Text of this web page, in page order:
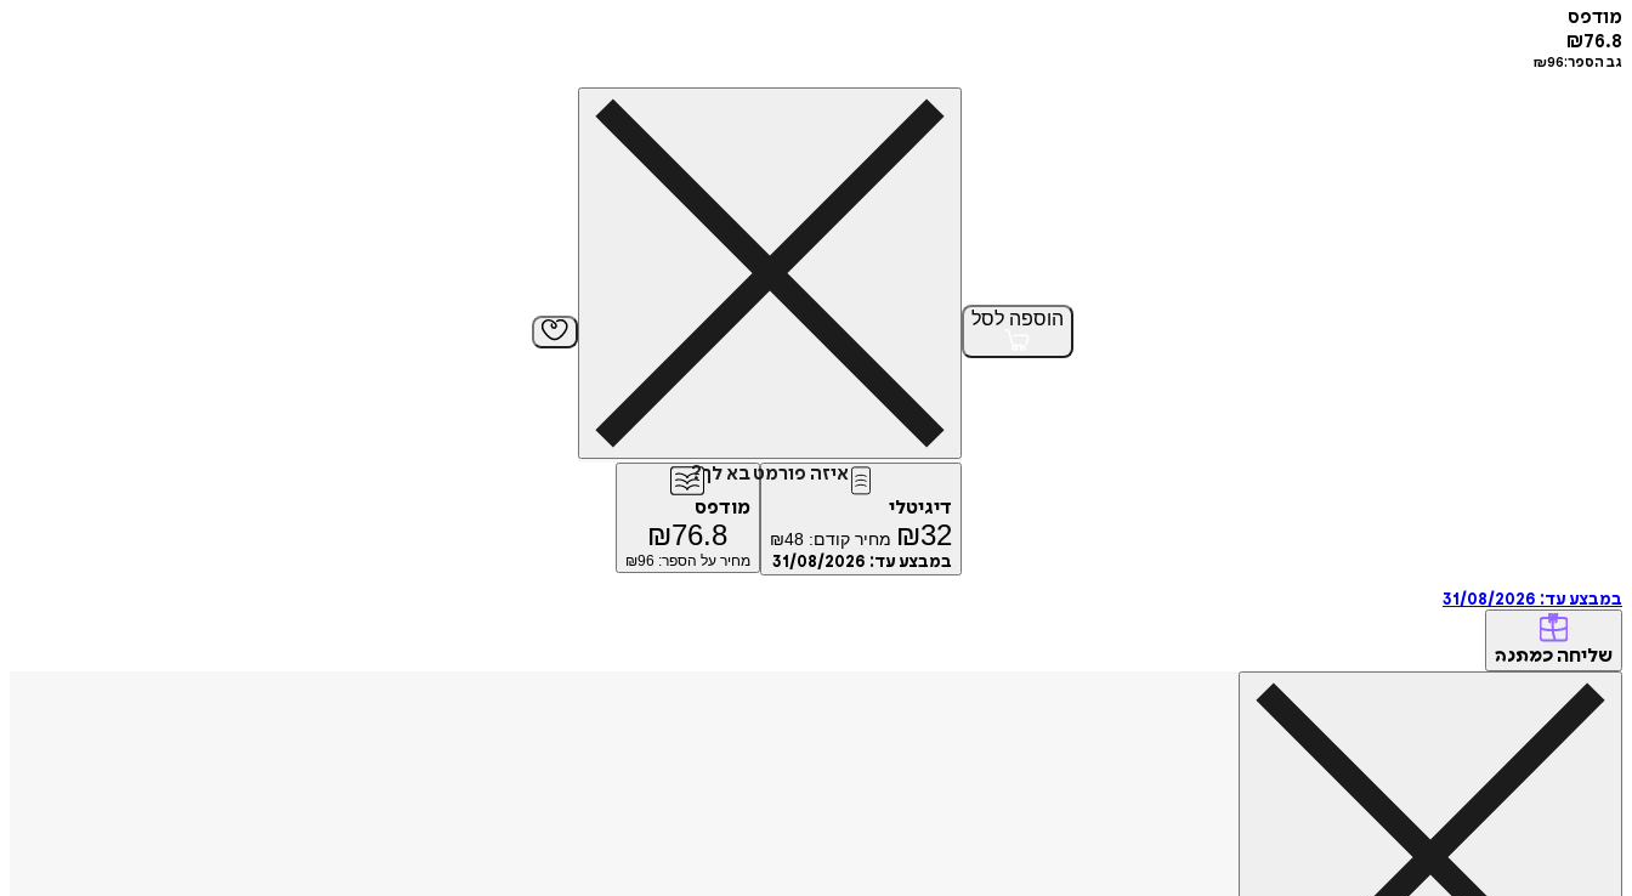
מודפס
₪76.8
גב הספר: ₪96
הוספה לסל
איזה פורמט בא לך?
דיגיטלי
₪32 מחיר קודם: ₪48
במבצע עד: 31/08/2026
מודפס
₪76.8
מחיר על הספר: ₪ 96
במבצע עד: 31/08/2026
שליחה כמתנה